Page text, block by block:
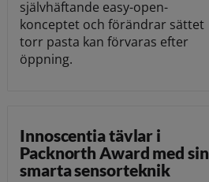
självhäftande easy-open-
konceptet och förändrar sättet
torr pasta kan förvaras efter
öppning.
Innoscentia tävlar i
Packnorth Award med sin
smarta sensorteknik